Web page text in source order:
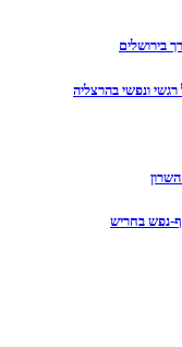
רגשי ונפשי בהרצליה
נפש בחריש